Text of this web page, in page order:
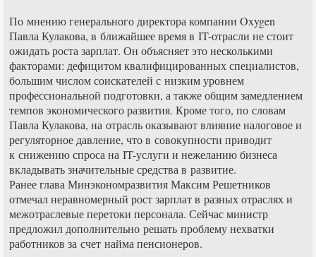
По мнению генерального директора компании Oxygen
Павла Кулакова, в ближайшее время в IT-отрасли не стоит
ожидать роста зарплат. Он объясняет это несколькими
факторами: дефицитом квалифицированных специалистов,
большим числом соискателей с низким уровнем
профессиональной подготовки, а также общим замедлением
темпов экономического развития. Кроме того, по словам
Павла Кулакова, на отрасль оказывают влияние налоговое и
регуляторное давление, что в совокупности приводит
к снижению спроса на IT-услуги и нежеланию бизнеса
вкладывать значительные средства в развитие.
Ранее глава Минэкономразвития Максим Решетников
отмечал неравномерный рост зарплат в разных отраслях и
межотраслевые перетоки персонала. Сейчас министр
предложил дополнительно решать проблему нехватки
работников за счет найма пенсионеров.